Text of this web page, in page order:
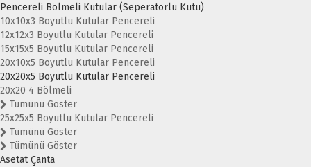
Pencereli Bölmeli Kutular (Seperatörlü Kutu)
10x10x3 Boyutlu Kutular Pencereli
12x12x3 Boyutlu Kutular Pencereli
15x15x5 Boyutlu Kutular Pencereli
20x10x5 Boyutlu Kutular Pencereli
20x20x5 Boyutlu Kutular Pencereli
20x20 4 Bölmeli
Tümünü Göster
25x25x5 Boyutlu Kutular Pencereli
Tümünü Göster
Tümünü Göster
Asetat Çanta